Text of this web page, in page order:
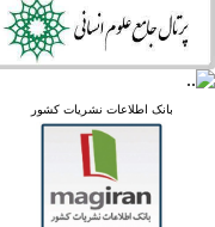
پرتال نشریات علمی و
پژوهشی
پایگاه علوم استنادی جهان
اسلام
پایگاه مجلات تخصصی نور
پایگاه مرکز اطلاعات جهاد
بانک اطلاعات نشریات کشور